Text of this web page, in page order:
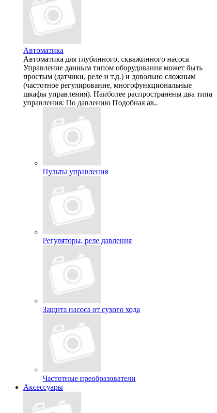
Автоматика
Автоматика для глубинного, скважинного насоса
Управление данным типом оборудования может быть
простым (датчики, реле и т.д.) и довольно сложным
(частотное регулирование, многофункциональные
шкафы управления). Наиболее распространены два типа
управления: По давлению Подобная ав..
Пульты управления
Регуляторы, реле давления
Защита насоса от сухого хода
Частотные преобразователи
Аксессуары